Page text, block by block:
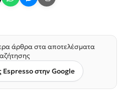
άρθρα στα αποτελέσματα
Espresso στην Google